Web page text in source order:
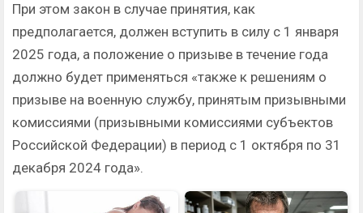
При этом закон в случае принятия, как
предполагается, должен вступить в силу с 1 января
2025 года, а положение о призыве в течение года
должно будет применяться «также к решениям о
призыве на военную службу, принятым призывными
комиссиями (призывными комиссиями субъектов
Российской Федерации) в период с 1 октября по 31
декабря 2024 года».